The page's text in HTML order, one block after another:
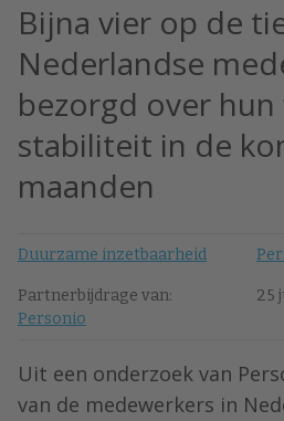
Bijna vier op de
Nederlandse
bezorgd over
stabiliteit in de
maanden
Duurzame inzetbaarheid
Partnerbijdrage van:
Personio
25
Uit een onderzoek van
van de medewerkers in